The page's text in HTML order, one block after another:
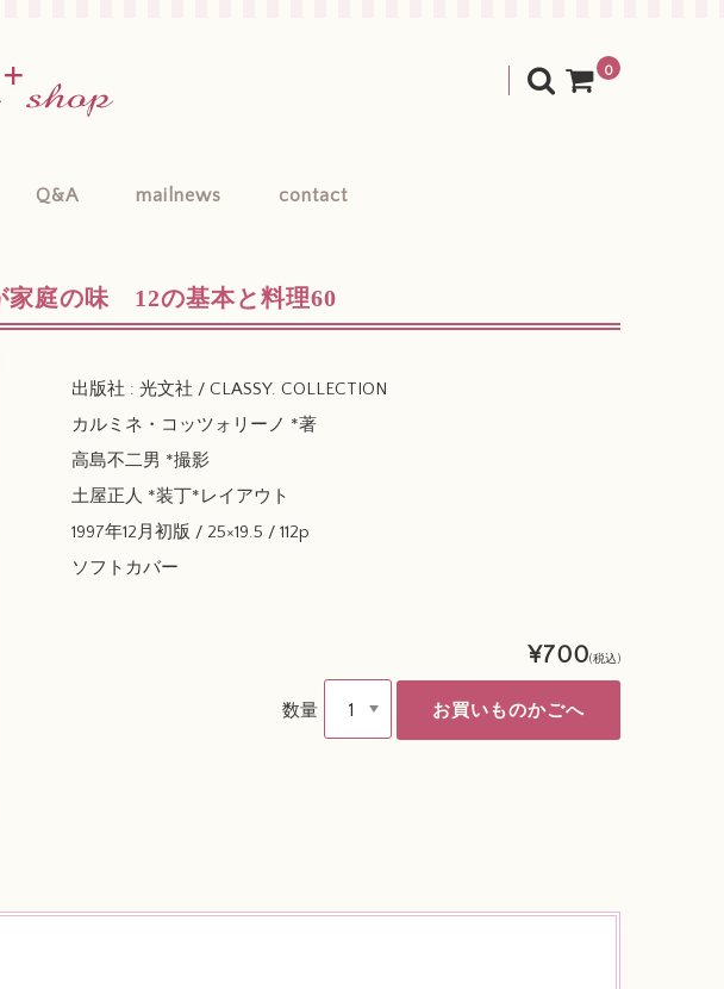
0
Q&A mailnews contact
庭の味 12の基本と料理60
出版社 : 光文社 / CLASSY. COLLECTION
カルミネ・コッツォリーノ *著
高島不二男 *撮影
土屋正人 *装丁*レイアウト
1997年12月初版 / 25×19.5 / 112p
ソフトカバー
¥700(税込)
数量